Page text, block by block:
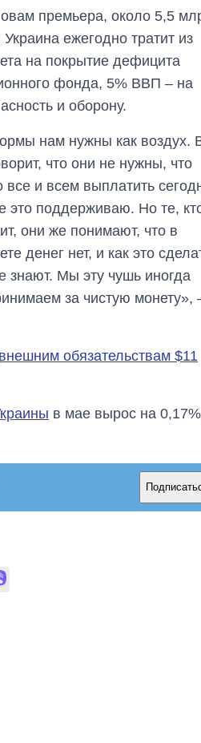
премьера, около 5,5
ежегодно тратит из
на покрытие дефицита
фонда, 5% ВВП – на
и оборону.
нам нужны как воздух.
что они не нужны, что
все и всем выплатить
это поддерживаю. Но те,
они же понимают, что в
денег нет, и как это
знают. Мы эту чушь иногда
за чистую монету»,
внешним обязательствам $11
в мае вырос на
От 1
лет: кто и